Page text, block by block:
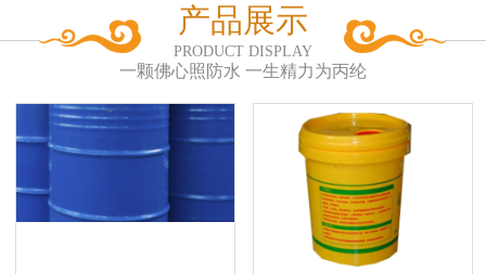
产品展示
PRODUCT DISPLAY
一颗佛心照防水 一生精力为丙纶